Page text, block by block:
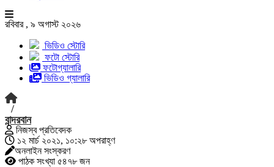
রবিবার , ৯ অগাস্ট ২০২৬
ভিডিও স্টোরি
ফটো স্টোরি
ফটোগ্যালারি
ভিডিও গ্যালারি
/
বান্দরবান
নিজস্ব প্রতিবেদক
১২ মার্চ ২০২১, ১০:২৮ অপরাহ্ণ
অনলাইন সংস্করণ
পাঠক সংখ্যা ৫৪৭৮ জন